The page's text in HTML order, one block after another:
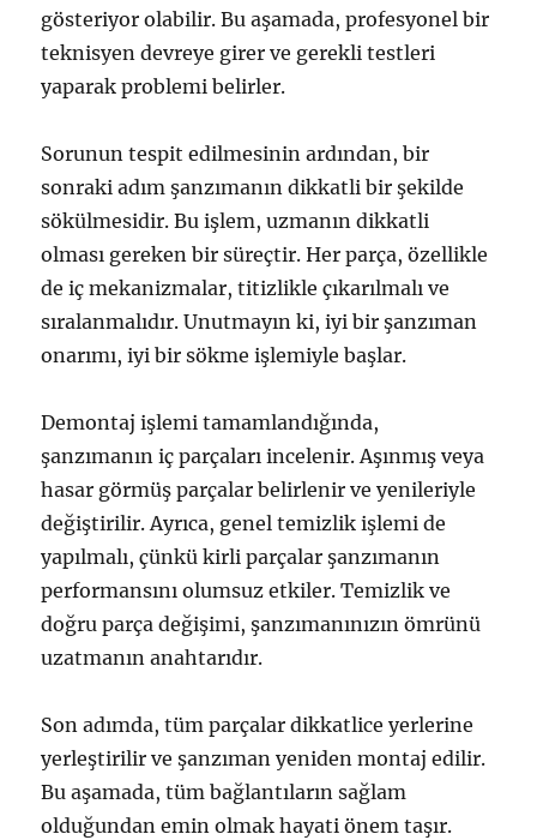
gösteriyor olabilir. Bu aşamada, profesyonel bir
teknisyen devreye girer ve gerekli testleri
yaparak problemi belirler.
Sorunun tespit edilmesinin ardından, bir
sonraki adım şanzımanın dikkatli bir şekilde
sökülmesidir. Bu işlem, uzmanın dikkatli
olması gereken bir süreçtir. Her parça, özellikle
de iç mekanizmalar, titizlikle çıkarılmalı ve
sıralanmalıdır. Unutmayın ki, iyi bir şanzıman
onarımı, iyi bir sökme işlemiyle başlar.
Demontaj işlemi tamamlandığında,
şanzımanın iç parçaları incelenir. Aşınmış veya
hasar görmüş parçalar belirlenir ve yenileriyle
değiştirilir. Ayrıca, genel temizlik işlemi de
yapılmalı, çünkü kirli parçalar şanzımanın
performansını olumsuz etkiler. Temizlik ve
doğru parça değişimi, şanzımanınızın ömrünü
uzatmanın anahtarıdır.
Son adımda, tüm parçalar dikkatlice yerlerine
yerleştirilir ve şanzıman yeniden montaj edilir.
Bu aşamada, tüm bağlantıların sağlam
olduğundan emin olmak hayati önem taşır.